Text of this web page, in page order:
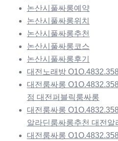
논산시풀싸롱예약
논산시풀싸롱위치
논산시풀싸롱추천
논산시풀싸롱코스
논산시풀싸롱후기
대전노래방
대전룸싸롱
점 대전퍼블릭룸싸롱
대전룸싸롱
알라딘룸싸롱추천 대전알
대전룸싸롱